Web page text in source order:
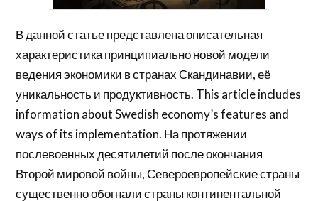
В данной статье представлена описательная
характеристика принципиально новой модели
ведения экономики в странах Скандинавии, её
уникальность и продуктивность. This article includes
information about Swedish economy’s features and
ways of its implementation. На протяжении
послевоенных десятилетий после окончания
Второй мировой войны, Североевропейские страны
существенно обогнали страны континентальной